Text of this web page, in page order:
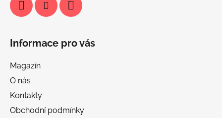
Informace pro vás
Magazín
O nás
Kontakty
Obchodní podmínky